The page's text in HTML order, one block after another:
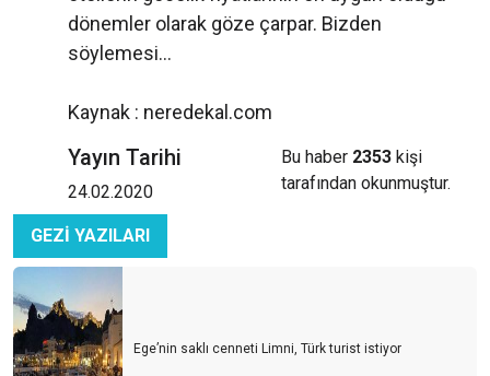
dönemler olarak göze çarpar. Bizden
söylemesi…
Kaynak : neredekal.com
Yayın Tarihi
24.02.2020
Bu haber 2353 kişi
tarafından okunmuştur.
GEZİ YAZILARI
Ege’nin saklı cenneti Limni, Türk turist istiyor